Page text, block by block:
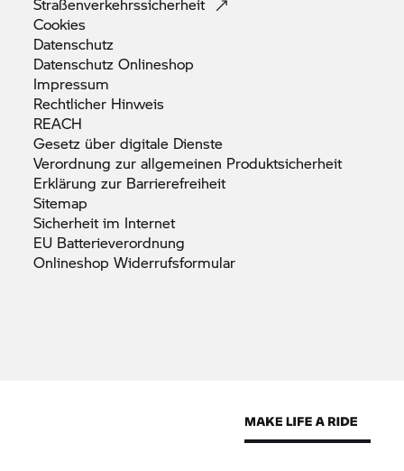
Cookies
Datenschutz
DatenschutzOnlineshop
Impressum
Rechtlicher Hinweis
REACH
Gesetz über digitale Dienste
Verordnung zur allgemeinen Produktsicherheit
Erklärung zur Barrierefreiheit
Sitemap
Sicherheit im Internet
EU Batterieverordnung
OnlineshopWiderrufsformular